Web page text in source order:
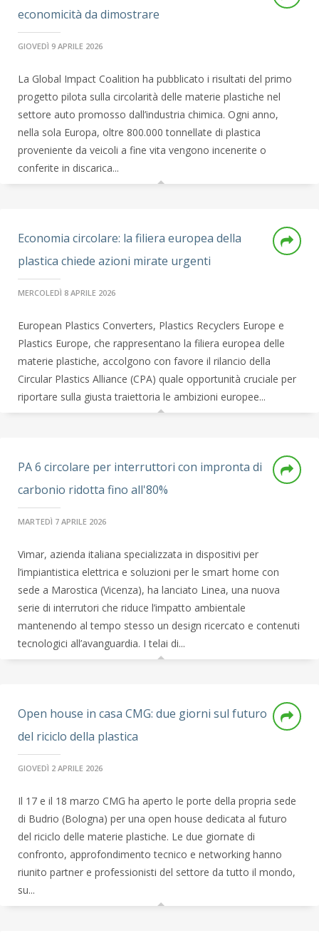
economicità da dimostrare
GIOVEDÌ 9 APRILE 2026
La Global Impact Coalition ha pubblicato i risultati del primo
progetto pilota sulla circolarità delle materie plastiche nel
settore auto promosso dall’industria chimica. Ogni anno,
nella sola Europa, oltre 800.000 tonnellate di plastica
proveniente da veicoli a fine vita vengono incenerite o
conferite in discarica...
Economia circolare: la filiera europea della
plastica chiede azioni mirate urgenti
MERCOLEDÌ 8 APRILE 2026
European Plastics Converters, Plastics Recyclers Europe e
Plastics Europe, che rappresentano la filiera europea delle
materie plastiche, accolgono con favore il rilancio della
Circular Plastics Alliance (CPA) quale opportunità cruciale per
riportare sulla giusta traiettoria le ambizioni europee...
PA 6 circolare per interruttori con impronta di
carbonio ridotta fino all'80%
MARTEDÌ 7 APRILE 2026
Vimar, azienda italiana specializzata in dispositivi per
l’impiantistica elettrica e soluzioni per le smart home con
sede a Marostica (Vicenza), ha lanciato Linea, una nuova
serie di interrutori che riduce l’impatto ambientale
mantenendo al tempo stesso un design ricercato e contenuti
tecnologici all’avanguardia. I telai di...
Open house in casa CMG: due giorni sul futuro
del riciclo della plastica
GIOVEDÌ 2 APRILE 2026
Il 17 e il 18 marzo CMG ha aperto le porte della propria sede
di Budrio (Bologna) per una open house dedicata al futuro
del riciclo delle materie plastiche. Le due giornate di
confronto, approfondimento tecnico e networking hanno
riunito partner e professionisti del settore da tutto il mondo,
su...